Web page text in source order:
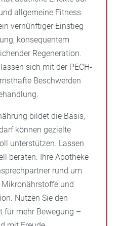
allgemeine Fitness
vernünftiger Einstieg
konsequentem
Regeneration.
sich mit der PECH-
Beschwerden
bildet die Basis,
können gezielte
unterstützen. Lassen
beraten. Ihre Apotheke
rund um
Mikronährstoffe und
Nutzen Sie den
für mehr Bewegung –